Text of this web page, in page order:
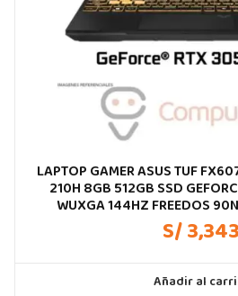
LAPTOP GAMER ASUS TUF
210H 8GB 512GB SSD
WUXGA 144HZ FREEDOS
S/ 3,343
Añadir al